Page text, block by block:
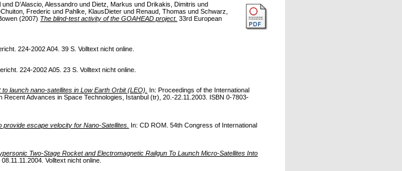
undD’Alascio, Alessandro undDietz, Markus undDrikakis, Dimitris und
Frederic undPahlke, KlausDieter undRenaud, Thomas undSchwarz,
(2007) The blind-test activity of the GOAHEAD project. 33rd European
224-2002 A04. 39 S. Volltext nicht online.
224-2002 A05. 23 S. Volltext nicht online.
launch nano-satellites in Low Earth Orbit (LEO).
In: Proceedings of the International
Advances in Space Technologies, Istanbul (tr), 20.-22.11.2003. ISBN 0-7803-
provide escape velocity for Nano-Satellites. In: CD ROM. 54th Congress of International
Two-Stage Rocket and Electromagnetic Railgun To Launch Micro-Satellites Into
Volltext nicht online.